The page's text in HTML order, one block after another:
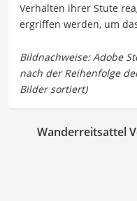
Verhalten ihrer Stute
ergriffen werden, um
Wanderreitsattel